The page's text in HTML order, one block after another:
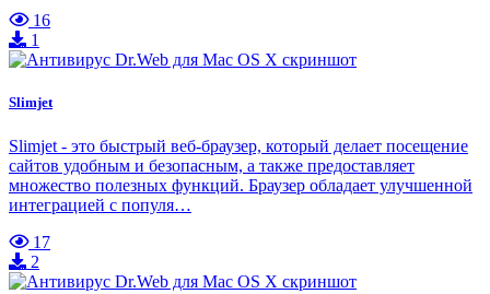
16
1
Slimjet
Slimjet - это быстрый веб-браузер, который делает посещение
сайтов удобным и безопасным, а также предоставляет
множество полезных функций. Браузер обладает улучшенной
интеграцией с популя…
17
2